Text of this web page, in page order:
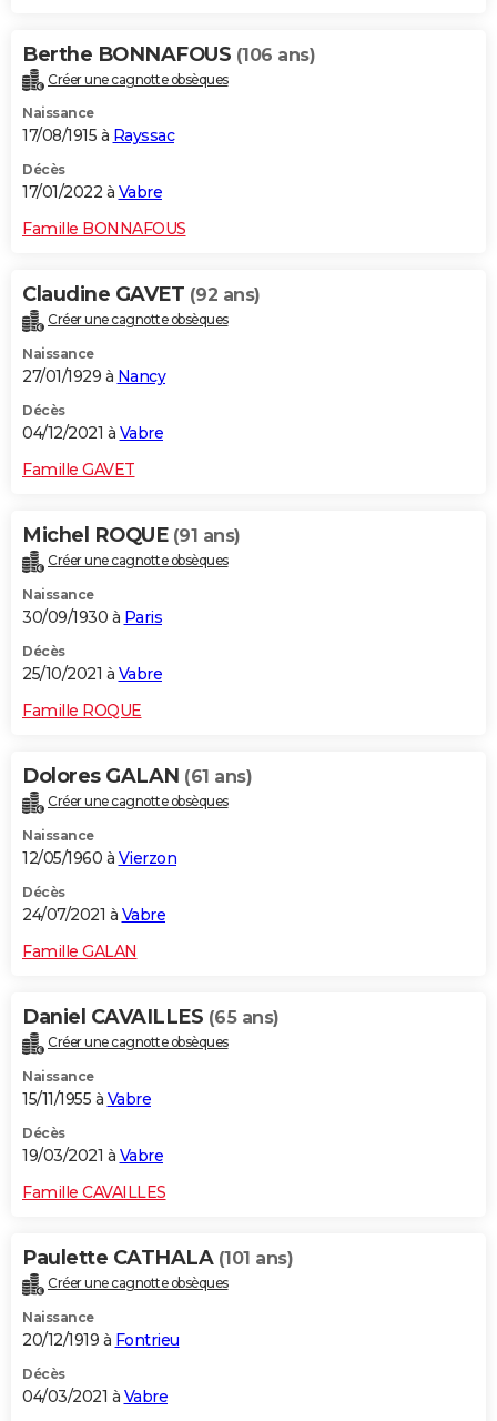
Berthe BONNAFOUS (106 ans)
Créer une cagnotte obsèques
Naissance
17/08/1915 à Rayssac
Décès
17/01/2022 à Vabre
Famille BONNAFOUS
Claudine GAVET (92 ans)
Créer une cagnotte obsèques
Naissance
27/01/1929 à Nancy
Décès
04/12/2021 à Vabre
Famille GAVET
Michel ROQUE (91 ans)
Créer une cagnotte obsèques
Naissance
30/09/1930 à Paris
Décès
25/10/2021 à Vabre
Famille ROQUE
Dolores GALAN (61 ans)
Créer une cagnotte obsèques
Naissance
12/05/1960 à Vierzon
Décès
24/07/2021 à Vabre
Famille GALAN
Daniel CAVAILLES (65 ans)
Créer une cagnotte obsèques
Naissance
15/11/1955 à Vabre
Décès
19/03/2021 à Vabre
Famille CAVAILLES
Paulette CATHALA (101 ans)
Créer une cagnotte obsèques
Naissance
20/12/1919 à Fontrieu
Décès
04/03/2021 à Vabre